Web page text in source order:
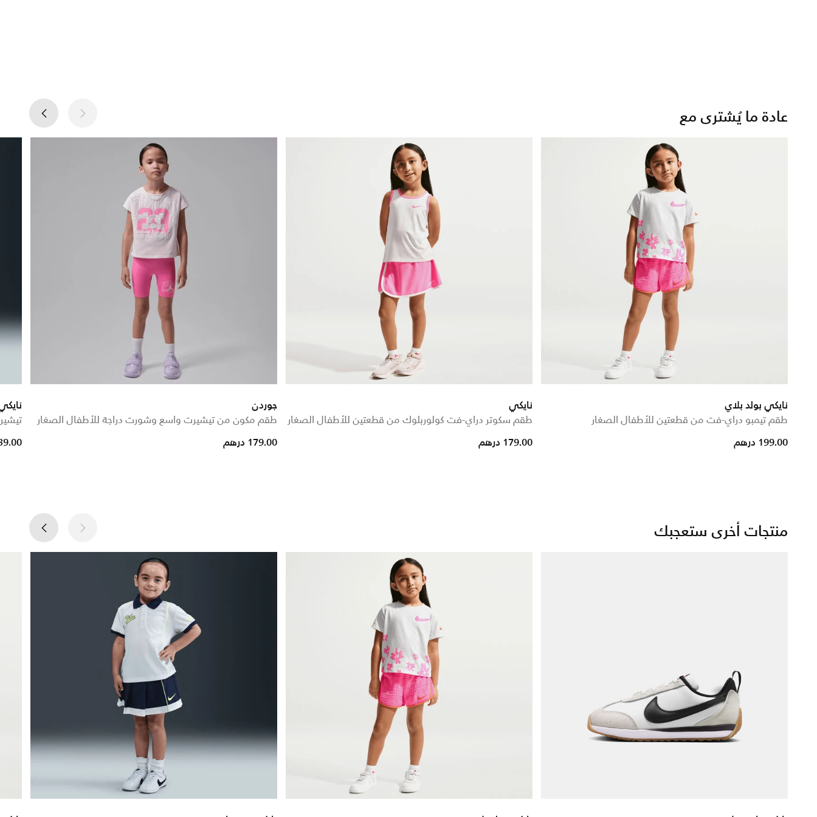
عادة ما يُشترى مع
نايكي بولد بلاي
طقم تيمبو دراي-فت من قطعتين للأطفال الصغار
199.00 درهم
نايكي
طقم سكوتر دراي-فت كولوربلوك من قطعتين للأطفال الصغار
179.00 درهم
جوردن
طقم مكون من تيشيرت واسع وشورت دراجة للأطفال الصغار
179.00 درهم
from
39.00
منتجات أخرى ستعجبك